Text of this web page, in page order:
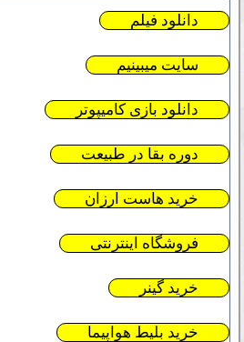
دانلود فیلم
سایت میبینیم
دانلود بازی کامیپوتر
دوره بقا در طبیعت
خرید هاست ارزان
فروشگاه اینترنتی
خرید گینر
خرید بلیط هواپیما